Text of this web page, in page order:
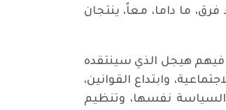
ما داما، معاً، ينتجان
فيهم هيجل الذي سينتقده
وابتداع القوانين،
السياسة نفسها، وتنظيم